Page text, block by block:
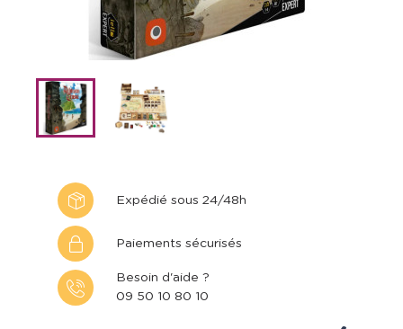
Expédié sous 24/48h
Paiements sécurisés
Besoin d'aide ?
09 50 10 80 10